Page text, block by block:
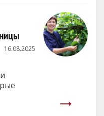
16.08.2025